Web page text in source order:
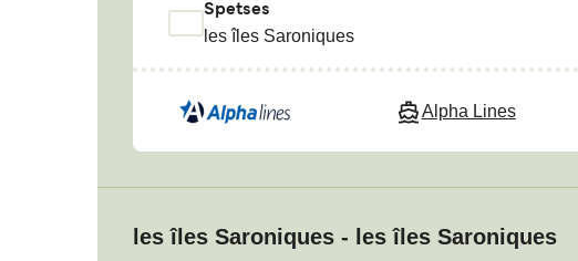
Spetses
les îles Saroniques
Alpha Lines
les îles Saroniques - les îles Saroniques